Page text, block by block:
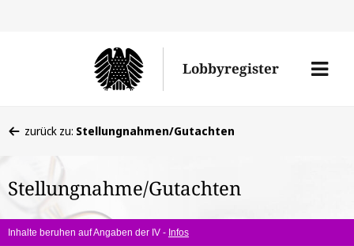
Lobbyregister
Menü
befinden
hier:
zurück zu: Stellungnahmen/Gutachten
Stellungnahme/Gutachten
Inhalte beruhen auf Angaben der IV - Infos